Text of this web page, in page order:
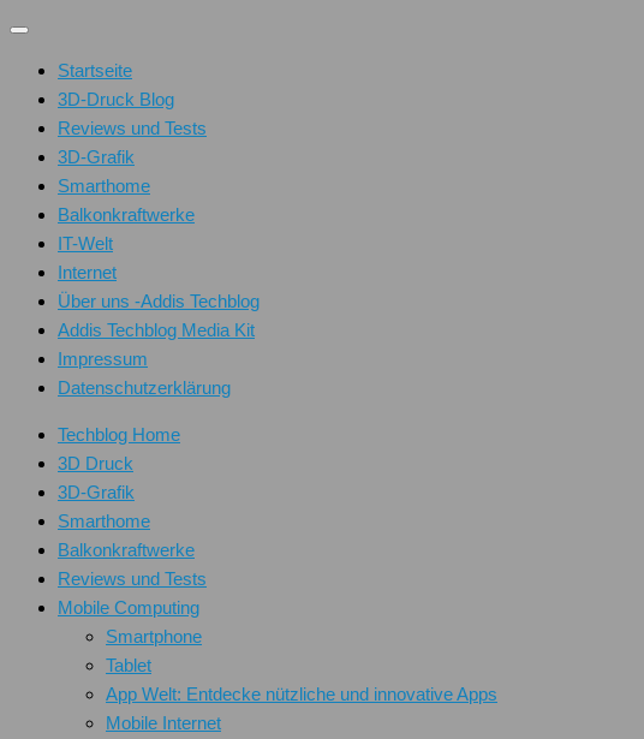
Unter
Inhalt
Startseite
3D-Druck Blog
Reviews und Tests
3D-Grafik
Smarthome
Balkonkraftwerke
IT-Welt
Internet
Über uns -Addis Techblog
Addis Techblog Media Kit
Impressum
Datenschutzerklärung
Techblog Home
3D Druck
3D-Grafik
Smarthome
Balkonkraftwerke
Reviews und Tests
Mobile Computing
Smartphone
Tablet
App Welt: Entdecke nützliche und innovative Apps
Mobile Internet